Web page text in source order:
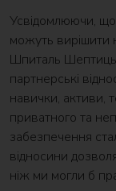
Усвідомлюючи, що
можуть вирішити
Шпиталь
партнерські
навички, активи,
приватного та
забезпечення
відносини
ніж ми могли б